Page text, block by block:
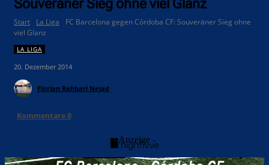
Souveräner Sieg ohne viel Glanz
Start La Liga
FC Barcelona gegen Córdoba CF: Souveräner Sieg ohne
viel Glanz
LA LIGA
20. Dezember 2014
Florian Rahbari Nejad
Kommentare0
- Anzeige -